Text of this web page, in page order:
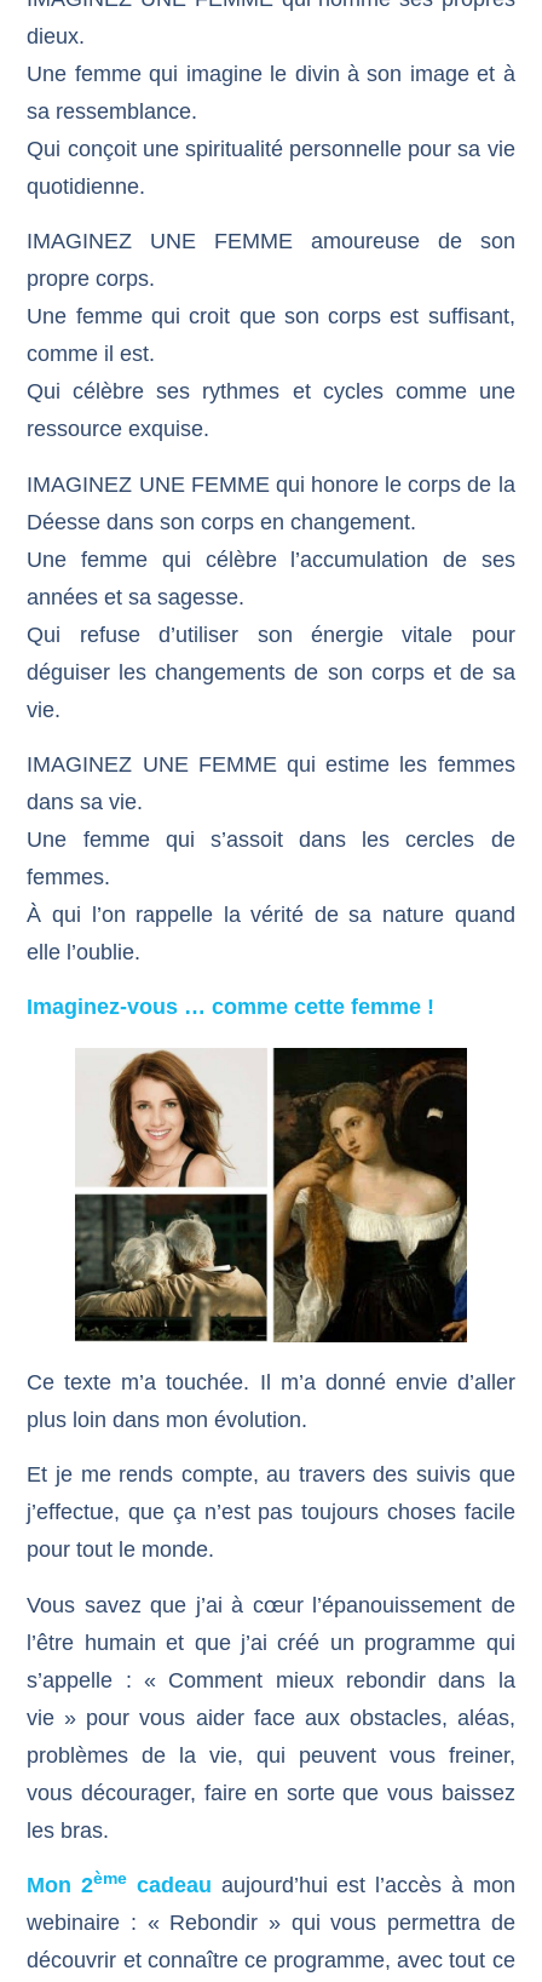
dieux.
Une femme qui imagine le divin à son image et à
sa ressemblance.
Qui conçoit une spiritualité personnelle pour sa vie
quotidienne.
IMAGINEZ UNE FEMME amoureuse de son
propre corps.
Une femme qui croit que son corps est suffisant,
comme il est.
Qui célèbre ses rythmes et cycles comme une
ressource exquise.
IMAGINEZ UNE FEMME qui honore le corps de la
Déesse dans son corps en changement.
Une femme qui célèbre l’accumulation de ses
années et sa sagesse.
Qui refuse d’utiliser son énergie vitale pour
déguiser les changements de son corps et de sa
vie.
IMAGINEZ UNE FEMME qui estime les femmes
dans sa vie.
Une femme qui s’assoit dans les cercles de
femmes.
À qui l’on rappelle la vérité de sa nature quand
elle l’oublie.
Imaginez-vous … comme cette femme !
Ce texte m’a touchée. Il m’a donné envie d’aller
plus loin dans mon évolution.
Et je me rends compte, au travers des suivis que
j’effectue, que ça n’est pas toujours choses facile
pour tout le monde.
Vous savez que j’ai à cœur l’épanouissement de
l’être humain et que j’ai créé un programme qui
s’appelle : « Comment mieux rebondir dans la
vie » pour vous aider face aux obstacles, aléas,
problèmes de la vie, qui peuvent vous freiner,
vous décourager, faire en sorte que vous baissez
les bras.
Mon 2ème cadeau aujourd’hui est l’accès à mon
webinaire : « Rebondir » qui vous permettra de
découvrir et connaître ce programme, avec tout ce